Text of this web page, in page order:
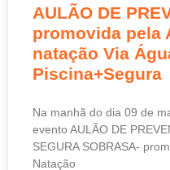
AULÃO DE
promovida pela
natação Via
Piscina+Segura
Na manhã do dia 09 de
evento AULÃO DE
SEGURA SOBRASA-
Natação